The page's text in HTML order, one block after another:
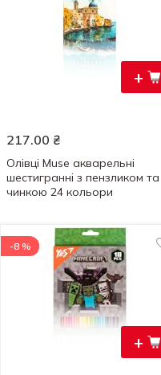
+
217.00 ₴
Олівці Muse акварельні
шестигранні з пензликом та
чинкою 24 кольори
+
-8 %